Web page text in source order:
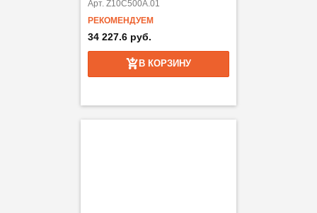
Арт. Z10C500A.01
РЕКОМЕНДУЕМ
34 227.6 руб.
В КОРЗИНУ